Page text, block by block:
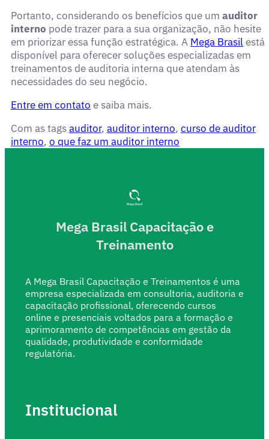
Portanto, considerando os benefícios que um auditor
interno pode trazer para a sua organização, não hesite
em priorizar essa função estratégica. A Mega Brasilestá
disponível para oferecer soluções especializadas em
treinamentos de auditoria interna que atendam às
necessidades do seu negócio.
Entre em contato e saiba mais.
Com as tagsauditor, auditor interno, curso de auditor
interno, o que faz um auditor interno
Mega Brasil Capacitação e
Treinamento
A Mega Brasil Capacitação e Treinamentos é uma
empresa especializada em consultoria, auditoria e
capacitação profissional, oferecendo cursos
online e presenciais voltados para a formação e
aprimoramento de competências em gestão da
qualidade, produtividade e conformidade
regulatória.
Institucional